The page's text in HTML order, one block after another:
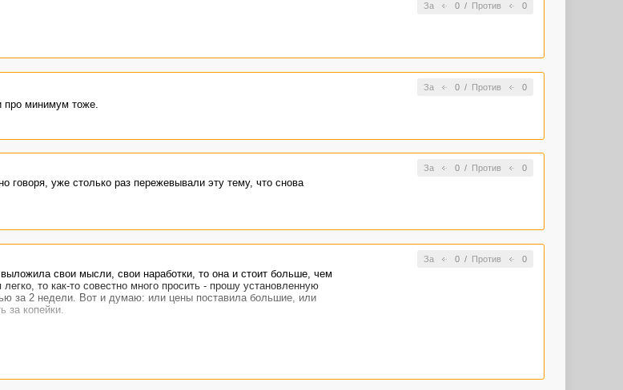
За 0/ Против 0
За 0/ Против 0
про минимум тоже.
За 0/ Против 0
говоря, уже столько раз пережевывали эту тему, что снова
За 0/ Против 0
свои мысли, свои наработки, то она и стоит больше, чем
то как-то совестно много просить - прошу установленную
за 2 недели. Вот и думаю: или цены поставила большие, или
за копейки.